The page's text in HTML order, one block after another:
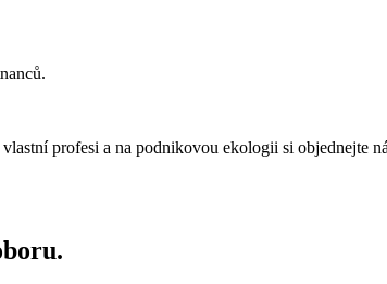
profesi a na podnikovou ekologii si objednejte